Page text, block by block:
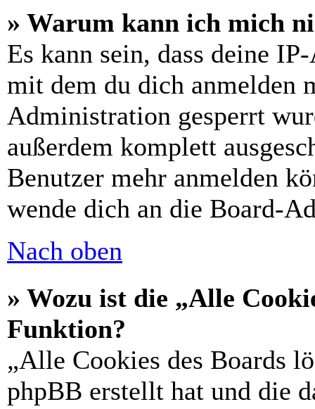
» Warum kann ich mich
Es kann sein, dass deine
mit dem du dich anmelden
Administration gesperrt
außerdem komplett
Benutzer mehr anmelden
wende dich an die Board-
Nach oben
» Wozu ist die „Alle
Funktion?
„Alle Cookies des Boards
phpBB erstellt hat und die